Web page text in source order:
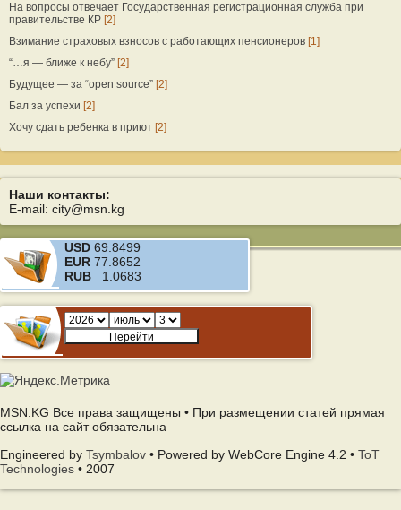
На вопросы отвечает Государственная регистрационная служба при
правительстве КР [2]
Взимание страховых взносов с работающих пенсионеров [1]
“…я — ближе к небу” [2]
Будущее — за “open source” [2]
Бал за успехи [2]
Хочу сдать ребенка в приют [2]
Наши контакты:
E-mail: city@msn.kg
USD 69.8499
EUR 77.8652
RUB 1.0683
MSN.KG Все права защищены • При размещении статей прямая
ссылка на сайт обязательна
Engineered by Tsymbalov • Powered by WebCore Engine 4.2 • ToT
Technologies • 2007